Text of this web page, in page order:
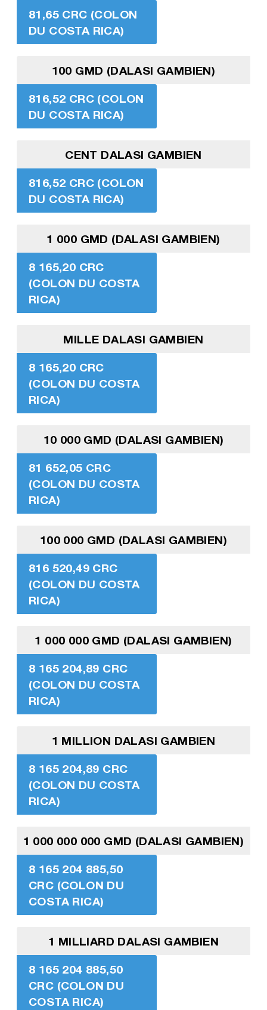
81,65 CRC (COLON
DU COSTA RICA)
100 GMD (DALASI GAMBIEN)
816,52 CRC (COLON
DU COSTA RICA)
CENT DALASI GAMBIEN
816,52 CRC (COLON
DU COSTA RICA)
1 000 GMD (DALASI GAMBIEN)
8 165,20 CRC
(COLON DU COSTA
RICA)
MILLE DALASI GAMBIEN
8 165,20 CRC
(COLON DU COSTA
RICA)
10 000 GMD (DALASI GAMBIEN)
81 652,05 CRC
(COLON DU COSTA
RICA)
100 000 GMD (DALASI GAMBIEN)
816 520,49 CRC
(COLON DU COSTA
RICA)
1 000 000 GMD (DALASI GAMBIEN)
8 165 204,89 CRC
(COLON DU COSTA
RICA)
1 MILLION DALASI GAMBIEN
8 165 204,89 CRC
(COLON DU COSTA
RICA)
1 000 000 000 GMD (DALASI GAMBIEN)
8 165 204 885,50
CRC (COLON DU
COSTA RICA)
1 MILLIARD DALASI GAMBIEN
8 165 204 885,50
CRC (COLON DU
COSTA RICA)